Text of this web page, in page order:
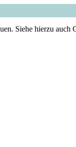
Siehe hierzu auch